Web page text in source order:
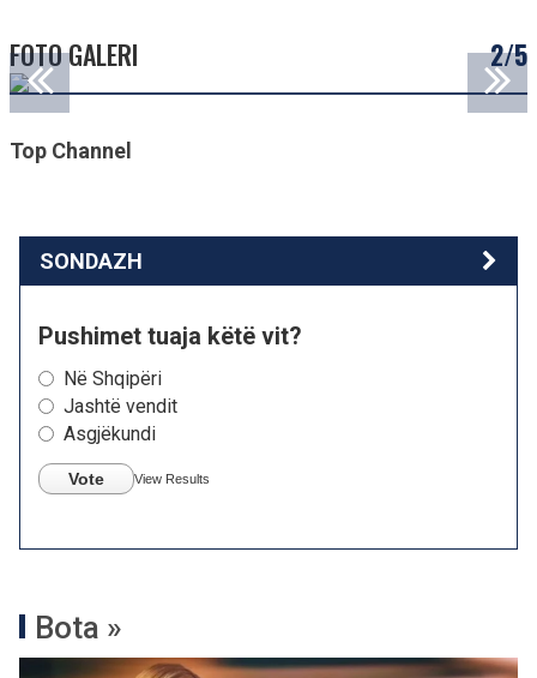
FOTO GALERI 2/5
Top Channel
SONDAZH
Pushimet tuaja këtë vit?
Në Shqipëri
Jashtë vendit
Asgjëkundi
Vote View Results
Bota »